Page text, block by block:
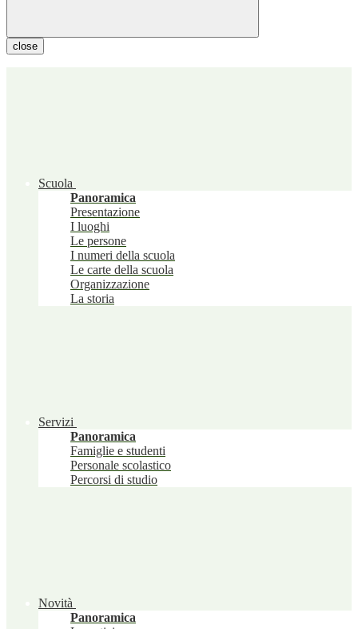
close
Scuola
Panoramica
Presentazione
I luoghi
Le persone
I numeri della scuola
Le carte della scuola
Organizzazione
La storia
Servizi
Panoramica
Famiglie e studenti
Personale scolastico
Percorsi di studio
Novità
Panoramica